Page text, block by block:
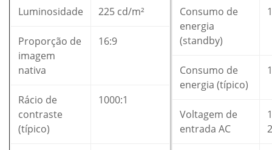
Luminosidade 225 cd/m²
Proporção de
imagem
nativa
16:9
Rácio de
contraste
(típico)
1000:1
Consumo de
energia
(standby)
Consumo de
energia (típico)
Voltagem de
entrada AC